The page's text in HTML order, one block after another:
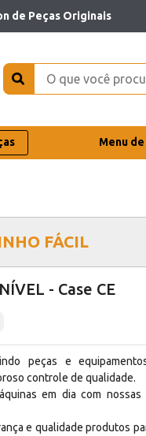
de Peças Originais
Menu
FÁCIL
- Case CE
peças e
controle de qualidade.
em dia com nossas
e qualidade produtos